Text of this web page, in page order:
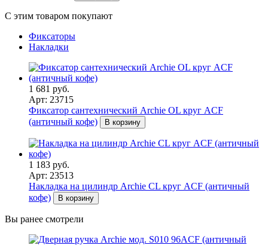
С этим товаром покупают
Фиксаторы
Накладки
1 681 руб.
Арт: 23715
Фиксатор сантехнический Archie OL круг ACF
(античный кофе)
В корзину
1 183 руб.
Арт: 23513
Накладка на цилиндр Archie CL круг ACF (античный
кофе)
В корзину
Вы ранее смотрели